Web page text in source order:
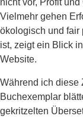
nicht vor, Profit
Vielmehr gehen
ökologisch und fair
ist, zeigt ein Blick
Website.
Während ich diese
Buchexemplar
gekritzelten